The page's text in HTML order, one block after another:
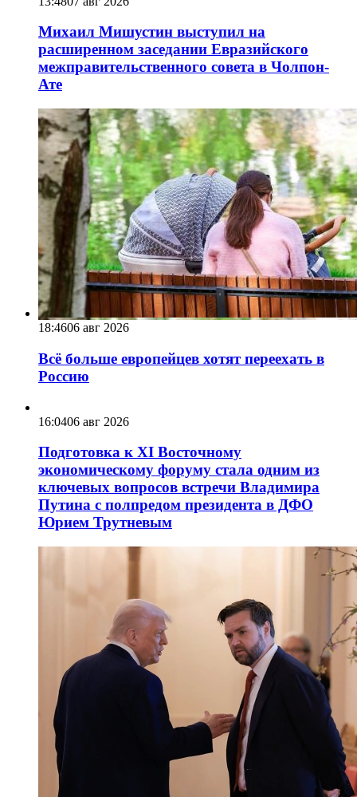
Михаил Мишустин выступил на
расширенном заседании Евразийского
межправительственного совета в Чолпон-
Ате
18:4606 авг 2026
Всё больше европейцев хотят переехать в
Россию
16:0406 авг 2026
Подготовка к XI Восточному
экономическому форуму стала одним из
ключевых вопросов встречи Владимира
Путина с полпредом президента в ДФО
Юрием Трутневым